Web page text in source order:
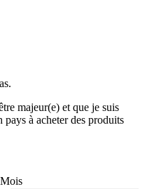
majeur(e) et que je suis
à acheter des produits
Mois